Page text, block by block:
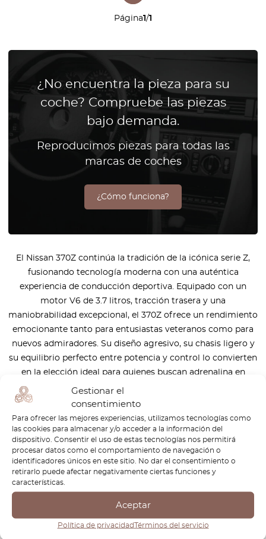
Gestionar el
consentimiento
Para ofrecer las mejores experiencias, utilizamos tecnologías como
las cookies para almacenar y/o acceder a la información del
dispositivo. Consentir el uso de estas tecnologías nos permitirá
procesar datos como el comportamiento de navegación o
identificadores únicos en este sitio. No dar el consentimiento o
retirarlo puede afectar negativamente ciertas funciones y
características.
Aceptar
Política de privacidadTérminos del servicio
Página1/1
¿No encuentra la pieza para su
coche? Compruebe las piezas
bajo demanda.
Reproducimos piezas para todas las
marcas de coches
¿Cómo funciona?
El Nissan 370Z continúa la tradición de la icónica serie Z,
fusionando tecnología moderna con una auténtica
experiencia de conducción deportiva. Equipado con un
motor V6 de 3.7 litros, tracción trasera y una
maniobrabilidad excepcional, el 370Z ofrece un rendimiento
emocionante tanto para entusiastas veteranos como para
nuevos admiradores. Su diseño agresivo, su chasis ligero y
su equilibrio perfecto entre potencia y control lo convierten
en la elección ideal para quienes buscan adrenalina en
carretera o en pista. El interior, diseñado para el conductor,
combina comodidad y deportividad, asegurando una
experiencia de conducción envolvente y gratificante. Ya sea
que desees mantener tu 370Z en su estado original o
mejorar su rendimiento, OctoClassic está aquí para
ayudarte. Entendemos la pasión de poseer un Nissan 370Z y
nos comprometemos a brindarte todo lo necesario para